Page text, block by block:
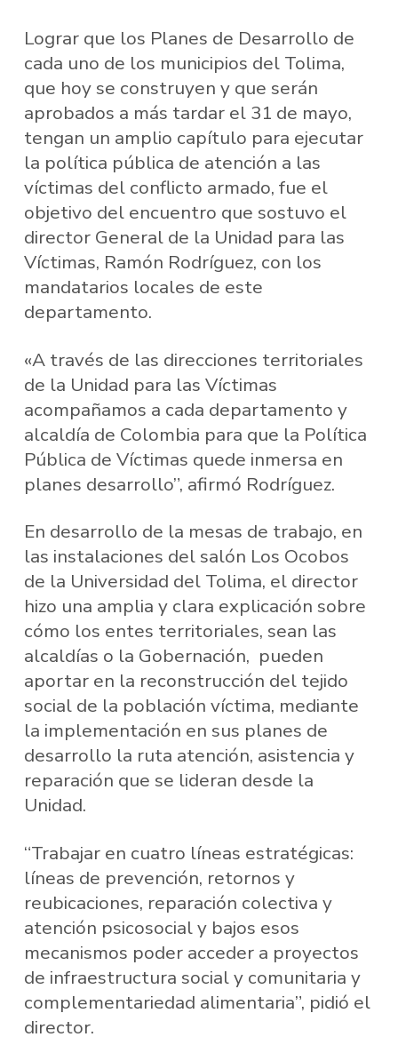
Lograr que los Planes de Desarrollo de
cada uno de los municipios del Tolima,
que hoy se construyen y que serán
aprobados a más tardar el 31 de mayo,
tengan un amplio capítulo para ejecutar
la política pública de atención a las
víctimas del conflicto armado, fue el
objetivo del encuentro que sostuvo el
director General de la Unidad para las
Víctimas, Ramón Rodríguez, con los
mandatarios locales de este
departamento.
«A través de las direcciones territoriales
de la Unidad para las Víctimas
acompañamos a cada departamento y
alcaldía de Colombia para que la Política
Pública de Víctimas quede inmersa en
planes desarrollo”, afirmó Rodríguez.
En desarrollo de la mesas de trabajo, en
las instalaciones del salón Los Ocobos
de la Universidad del Tolima, el director
hizo una amplia y clara explicación sobre
cómo los entes territoriales, sean las
alcaldías o la Gobernación, pueden
aportar en la reconstrucción del tejido
social de la población víctima, mediante
la implementación en sus planes de
desarrollo la ruta atención, asistencia y
reparación que se lideran desde la
Unidad.
“Trabajar en cuatro líneas estratégicas:
líneas de prevención, retornos y
reubicaciones, reparación colectiva y
atención psicosocial y bajos esos
mecanismos poder acceder a proyectos
de infraestructura social y comunitaria y
complementariedad alimentaria”, pidió el
director.